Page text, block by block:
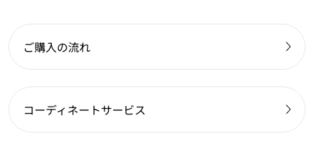
ご購入の流れ
コーディネートサービス